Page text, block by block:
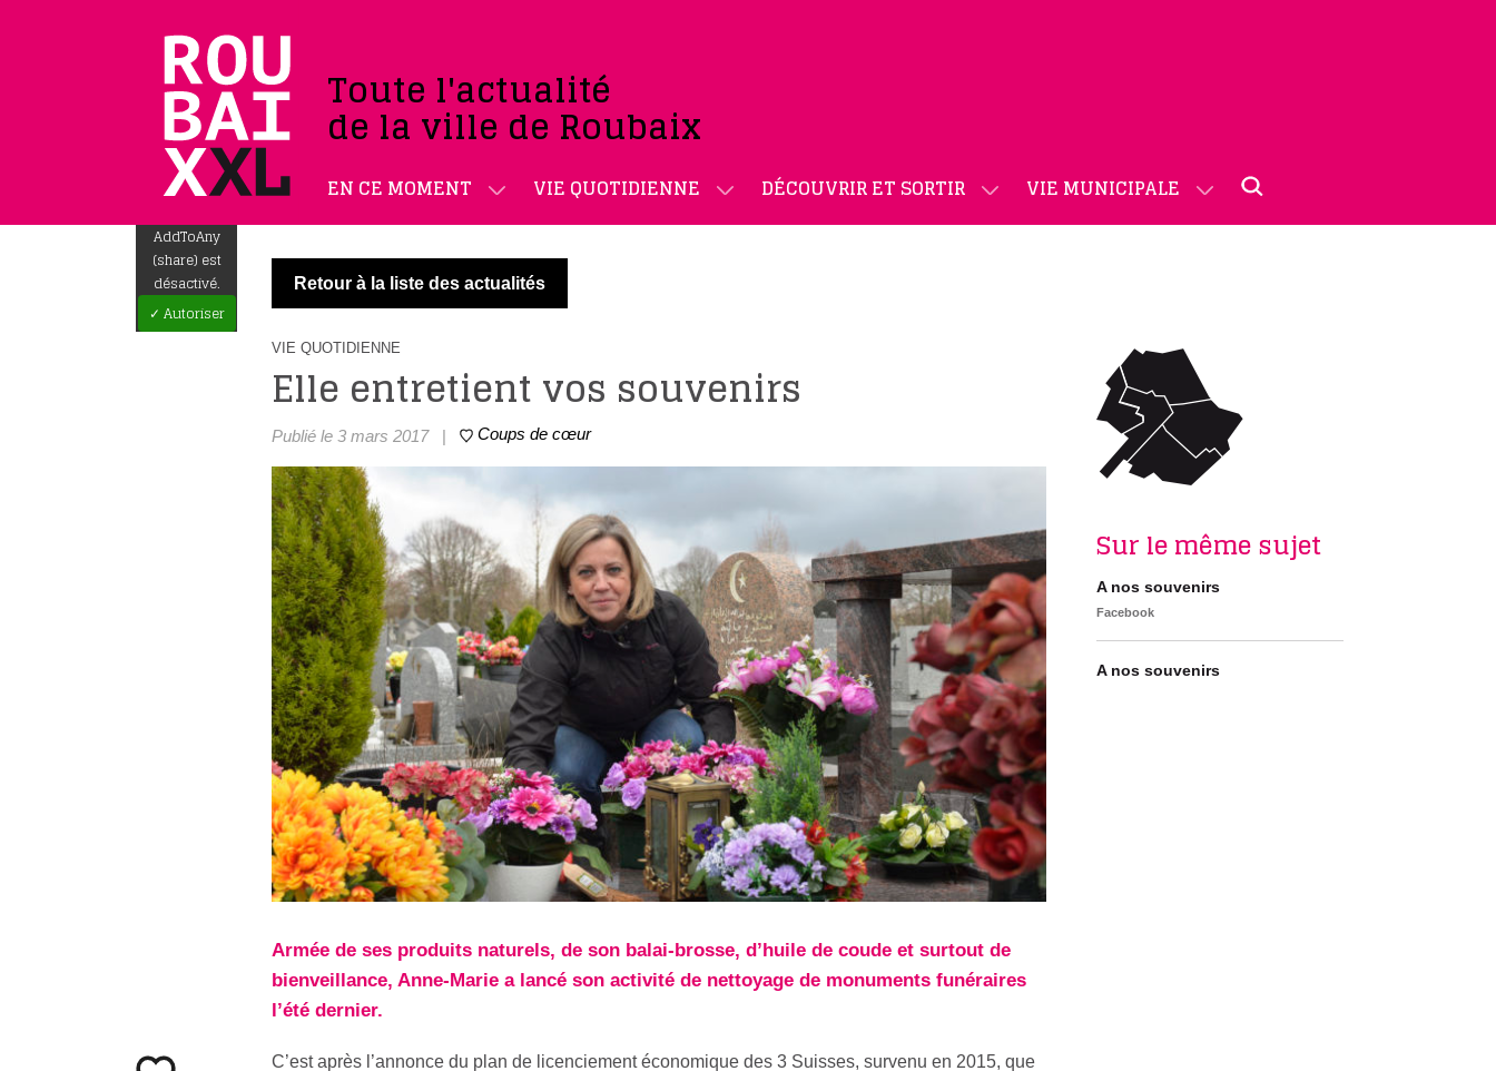
Toute l'actualité
de la ville de Roubaix
EN CE MOMENT VIE QUOTIDIENNE DÉCOUVRIR ET SORTIR VIE MUNICIPALE
AddToAny
(share) est
désactivé.
✓ Autoriser
Retour à la liste des actualités
VIE QUOTIDIENNE
Elle entretient vos souvenirs
Publié le 3 mars 2017 | Coups de cœur
Armée de ses produits naturels, de son balai-brosse, d’huile de coude et surtout de
bienveillance, Anne-Marie a lancé son activité de nettoyage de monuments funéraires
l’été dernier.
C’est après l’annonce du plan de licenciement économique des 3 Suisses, survenu en 2015, que
Sur le même sujet
A nos souvenirs
Facebook
A nos souvenirs